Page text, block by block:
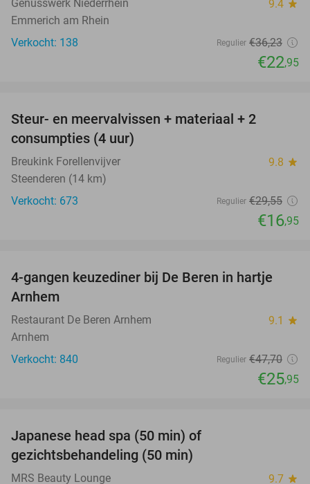
Genusswerk Niederrhein 9.4 star
Emmerich am Rhein
Verkocht: 138
Regulier €36,23
€22,95
Steur- en meervalvissen + materiaal + 2
consumpties (4 uur)
Breukink Forellenvijver 9.8 star
Steenderen (14 km)
Verkocht: 673
Regulier €29,55
€16,95
46%
4-gangen keuzediner bij De Beren in hartje
Arnhem
Restaurant De Beren Arnhem 9.1 star
Arnhem
Verkocht: 840
Regulier €47,70
€25,95
Japanese head spa (50 min) of
gezichtsbehandeling (50 min)
MRS Beauty Lounge 9.7 star